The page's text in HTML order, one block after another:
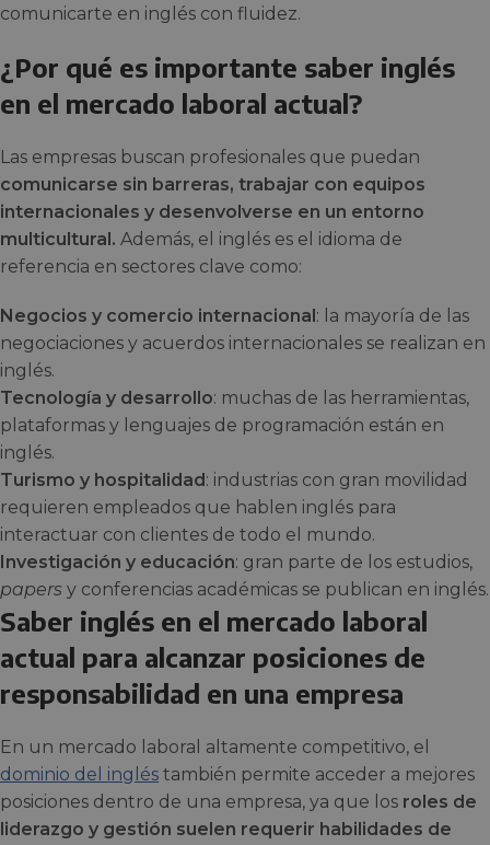
comunicarte en inglés con fluidez.
¿Por qué es importante saber inglés
en el mercado laboral actual?
Las empresas buscan profesionales que puedan
comunicarse sin barreras, trabajar con equipos
internacionales y desenvolverse en un entorno
multicultural. Además, el inglés es el idioma de
referencia en sectores clave como:
Negocios y comercio internacional: la mayoría de las
negociaciones y acuerdos internacionales se realizan en
inglés.
Tecnología y desarrollo: muchas de las herramientas,
plataformas y lenguajes de programación están en
inglés.
Turismo y hospitalidad: industrias con gran movilidad
requieren empleados que hablen inglés para
interactuar con clientes de todo el mundo.
Investigación y educación: gran parte de los estudios,
papers y conferencias académicas se publican en inglés.
Saber inglés en el mercado laboral
actual para alcanzar posiciones de
responsabilidad en una empresa
En un mercado laboral altamente competitivo, el
dominio del inglés también permite acceder a mejores
posiciones dentro de una empresa, ya que los roles de
liderazgo y gestión suelen requerir habilidades de